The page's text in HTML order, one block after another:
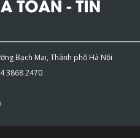
Bạch Mai, Thành phố Hà Nội
3868 2470